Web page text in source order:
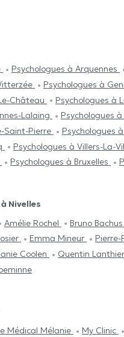
Psychologues à Arquennes
Psychologues à
Château
Psychologues à
Lalaing
Psychologues
Saint-Pierre
Psychologues
Psychologues à Villers-La-
Psychologues à Bruxelles
Nivelles
Amélie Rochel Bruno Bachus
Emma Mineur Pierre-
Coolen Quentin Lanthier
Médical Mélanie My Clinic